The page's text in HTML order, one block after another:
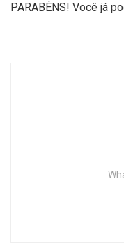
PARABÉNS! Você já